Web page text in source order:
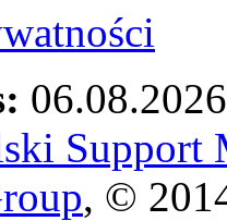
Support
, ©